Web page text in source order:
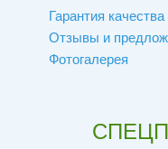
Гарантия качества
Отзывы и
Фотогалерея